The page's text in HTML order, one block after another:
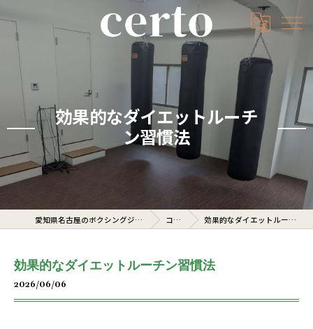
効果的なダイエットルーチ
ン習慣法
愛知県名古屋のボクシングジムならcerto コラム 効果的なダイエットルーチン習慣法
効果的なダイエットルーチン習慣法
2026/06/06